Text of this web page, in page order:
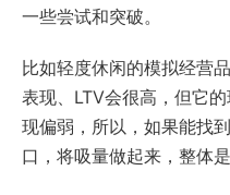
一些尝试和突破。
比如轻度休闲的模拟经营
表现、LTV会很高，但它
现偏弱，所以，如果能找
口，将吸量做起来，整体